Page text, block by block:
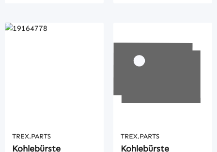
TREX.PARTS
Kohlebürste
TREX.PARTS
Kohlebürste